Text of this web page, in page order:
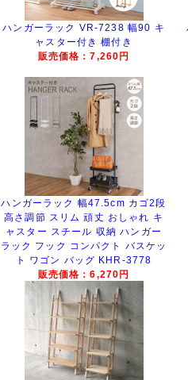
ハンガーラック VR-7238 幅90 キ
ャスター付き 棚付き
販売価格：7,260円
ハンガーラック 幅47.5cm カゴ2段
高さ調節 スリム 頑丈 おしゃれ キ
ャスター スチール 収納 ハンガー
ラック フック コンパクト バスケッ
ト ワゴン バッグ KHR-3778
販売価格：6,270円